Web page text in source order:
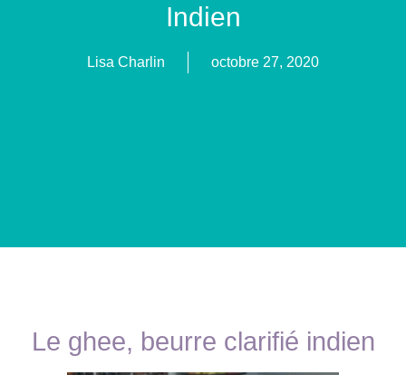
Indien
Lisa Charlin octobre 27, 2020
Le ghee, beurre clarifié indien